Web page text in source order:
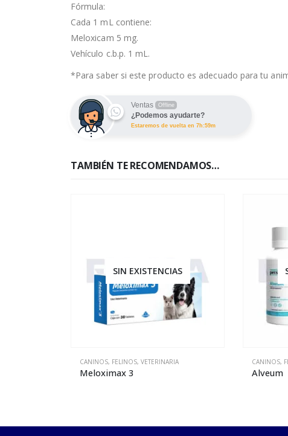
Fórmula:
Cada 1 mL contiene:
Meloxicam 5 mg.
Vehículo c.b.p. 1 mL.
*Para saber si este producto es adecuado para tu
Ventas Offline
¿Podemos ayudarte?
Estaremos de vuelta en 7h:59m
TAMBIÉN TE RECOMENDAMOS…
SIN EXISTENCIAS
CANINOS, FELINOS, VETERINARIA
Alveum
CANINOS,